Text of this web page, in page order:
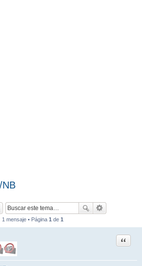
NB
1 mensaje • Página 1 de 1
Citar